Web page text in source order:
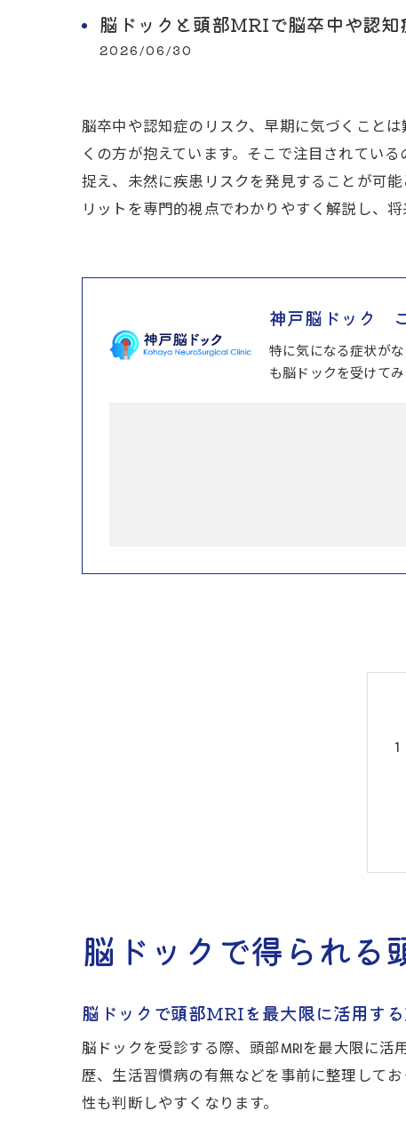
脳ドックと頭部MRIで脳卒中や認
2026/06/30
脳卒中や認知症のリスク、早期に気づくこと
くの方が抱えています。そこで注目されてい
捉え、未然に疾患リスクを発見することが可
リットを専門的視点でわかりやすく解説し、
神戸脳ドック
特に気になる症状が
も脳ドックを受けて
脳ドックで得られ
脳ドックで頭部MRIを最大限に活用す
脳ドックを受診する際、頭部MRIを最大限に
歴、生活習慣病の有無などを事前に整理して
性も判断しやすくなります。